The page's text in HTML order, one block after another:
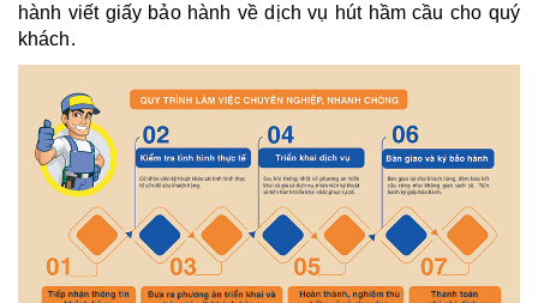
hành viết giấy bảo hành về dịch vụ hút hầm cầu cho quý
khách.